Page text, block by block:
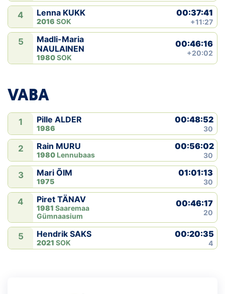
4 Lenna KUKK
2016 SOK
00:37:41
+11:27
5
Madli-Maria
NAULAINEN
1980SOK
00:46:16
+20:02
VABA
1 Pille ALDER
1986
00:48:52
30
2 Rain MURU
1980 Lennubaas
00:56:02
30
3 Mari ÕIM
1975
01:01:13
30
4 Piret TÄNAV
1981 Saaremaa
Gümnaasium
00:46:17
20
5 Hendrik SAKS
2021 SOK
00:20:35
4